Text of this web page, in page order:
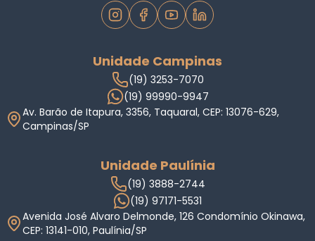
Unidade Campinas
(19) 3253-7070
(19) 99990-9947
Av. Barão de Itapura, 3356, Taquaral, CEP: 13076-629,
Campinas/SP
Unidade Paulínia
(19) 3888-2744
(19) 97171-5531
Avenida José Alvaro Delmonde, 126 Condomínio Okinawa,
CEP: 13141-010, Paulínia/SP